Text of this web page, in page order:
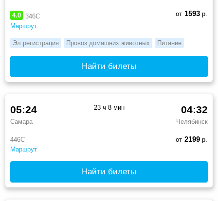
4.0
346С
Маршрут
от 1593р.
Эл.регистрация Провоз домашних животных Питание
Найти билеты
446С
Маршрут
05:24
Самара
04:32
Челябинск
23 ч 8 мин
от 2199р.
Найти билеты